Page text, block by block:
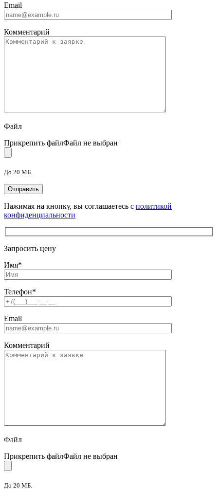
Email
Комментарий
Файл
Прикрепить файлФайл не выбран
До 20 МБ.
Нажимая на кнопку, вы соглашаетесь с политикой
конфиденциальности
Запросить цену
Имя*
Телефон*
Email
Комментарий
Файл
Прикрепить файлФайл не выбран
До 20 МБ.